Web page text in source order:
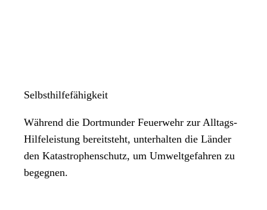
Selbsthilfefähigkeit
Während die Dortmunder Feuerwehr zur Alltags-
Hilfeleistung bereitsteht, unterhalten die Länder
den Katastrophenschutz, um Umweltgefahren zu
begegnen.